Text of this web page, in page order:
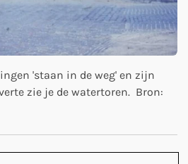
'staan in de weg' en zijn
zie je de watertoren. Bron: